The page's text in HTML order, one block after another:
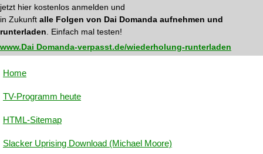
jetzt hier kostenlos anmelden und
in Zukunft alle Folgen von Dai Domanda aufnehmen und
runterladen . Einfach mal testen!
www.Dai Domanda-verpasst.de/wiederholung-runterladen
Home
TV-Programm heute
HTML-Sitemap
Slacker Uprising Download (Michael Moore)